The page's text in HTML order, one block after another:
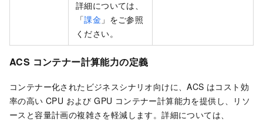
詳細については、
「課金 」をご参照
ください。
ACS コンテナー計算能力の定義
コンテナー化されたビジネスシナリオ向けに、ACS はコスト効
率の高い CPU および GPU コンテナー計算能力を提供し、リソ
ースと容量計画の複雑さを軽減します。詳細については、